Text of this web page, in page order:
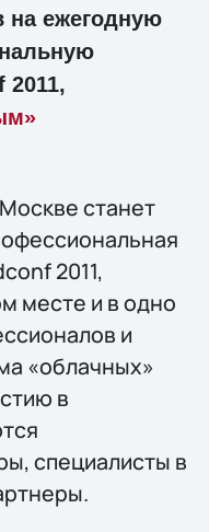
на ежегодную
2011,
станет
2011,
месте и в одно
и
«облачных»
в
специалисты в